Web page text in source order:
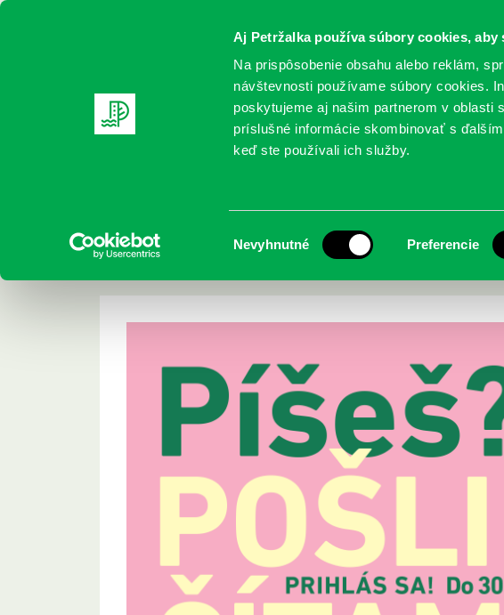
Aj Petržalka používa súbory cookies,
Na prispôsobenie obsahu alebo reklám,
návštevnosti používame súbory cookies.
poskytujeme aj našim partnerom v oblasti
príslušné informácie skombinovať s
keď ste používali ich služby.
súhlasu
Nevyhnutné Preferencie
REGISTRUJTE SA ONLINE KATALÓGY SLUŽBY
Petržalské súzvuky Ferka
2021